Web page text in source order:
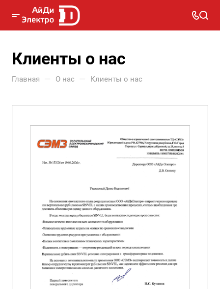
Клиенты о нас
Главная — О нас — Клиенты о нас